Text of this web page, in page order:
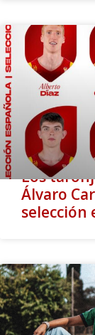
Los
Álvaro
selección